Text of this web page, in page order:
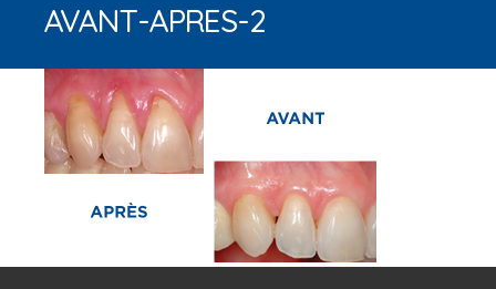
AVANT-APRES-2